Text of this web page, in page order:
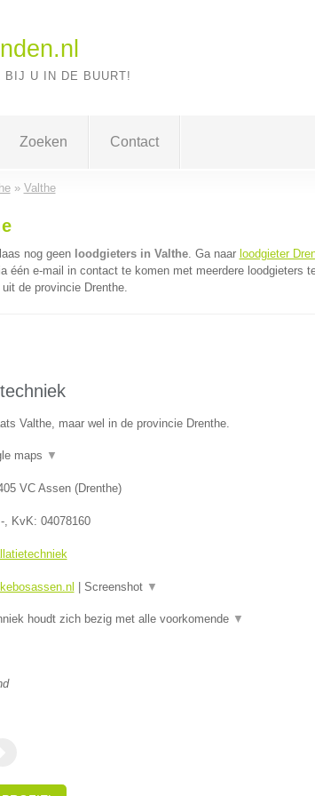
BIJ U IN DE BUURT!
Zoeken Contact
» Valthe
nog geen loodgieters in Valthe. Ga naar loodgieter
één e-mail in contact te komen met meerdere loodgieters
de provincie Drenthe.
Valthe, maar wel in de provincie Drenthe.
maps ▼
VC Assen(Drenthe)
-, KvK: 04078160
Screenshot ▼
houdt zich bezig met alle voorkomende ▼